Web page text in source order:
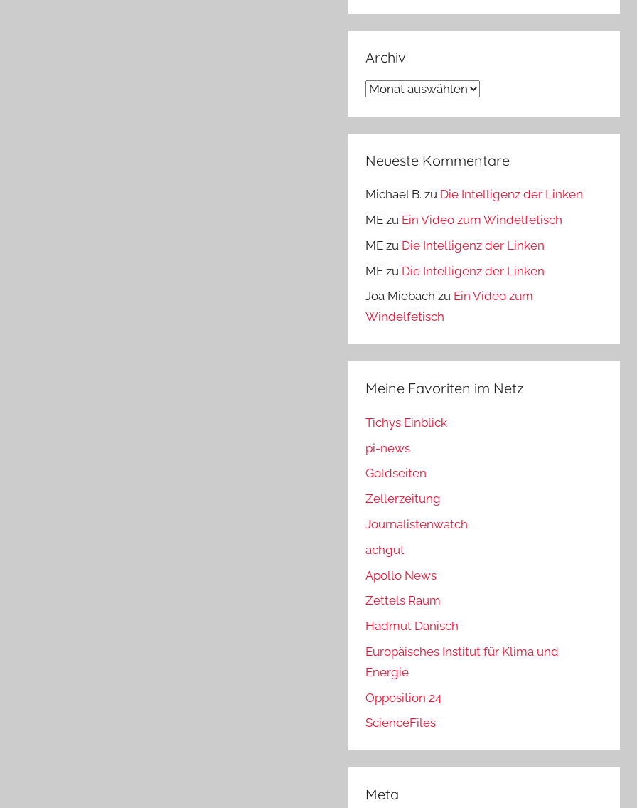
Archiv
Archiv
Neueste Kommentare
Michael B. zu Die Intelligenz der Linken
ME zu Ein Video zum Windelfetisch
ME zu Die Intelligenz der Linken
ME zu Die Intelligenz der Linken
Joa Miebach zu Ein Video zum
Windelfetisch
Meine Favoriten im Netz
Tichys Einblick
pi-news
Goldseiten
Zellerzeitung
Journalistenwatch
achgut
Apollo News
Zettels Raum
Hadmut Danisch
Europäisches Institut für Klima und
Energie
Opposition 24
ScienceFiles
Meta